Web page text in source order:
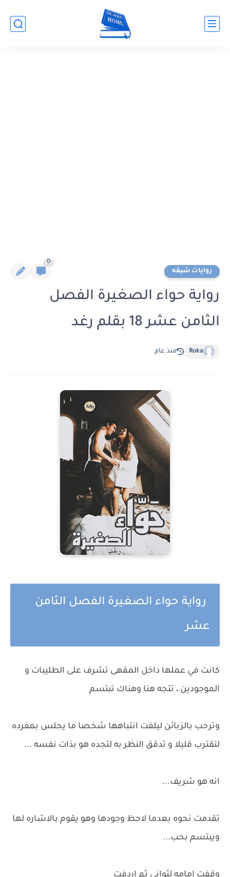
روايات شيقه
0
رواية حواء الصغيرة الفصل
الثامن عشر 18 بقلم رغد
Roka منذ عام
رواية حواء الصغيرة الفصل الثامن
عشر
كانت في عملها داخل المقهى تشرف على الطليبات و
الموجودين ، تتجه هنا وهناك تبتسم
وترحب بالزبائن ليلفت انتباهها شخصا ما يجلس بمفرده
لتقترب قليلا و تدقق النظر به لتجده هو بذات نفسه ...
انه هو شريف...
تقدمت نحوه بعدما لاحظ وجودها وهو يقوم بالاشاره لها
ويبتسم بحب...
وقفت امامه لثواني ثم اردفت